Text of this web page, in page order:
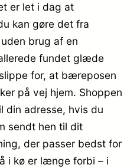
er let i dag at
kan gøre det fra
brug af en
fundet glæde
for, at bæreposen
på vej hjem. Shoppen
din adresse, hvis du
sendt hen til dit
der passer bedst for
i kø er længe forbi – i